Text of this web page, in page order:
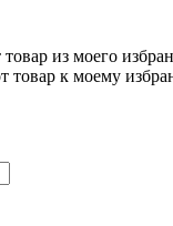
товар из моего
товар к моему